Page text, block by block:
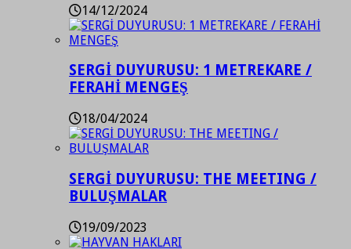
14/12/2024
SERGİ DUYURUSU: 1 METREKARE /
FERAHİ MENGEŞ
18/04/2024
SERGİ DUYURUSU: THE MEETING /
BULUŞMALAR
19/09/2023